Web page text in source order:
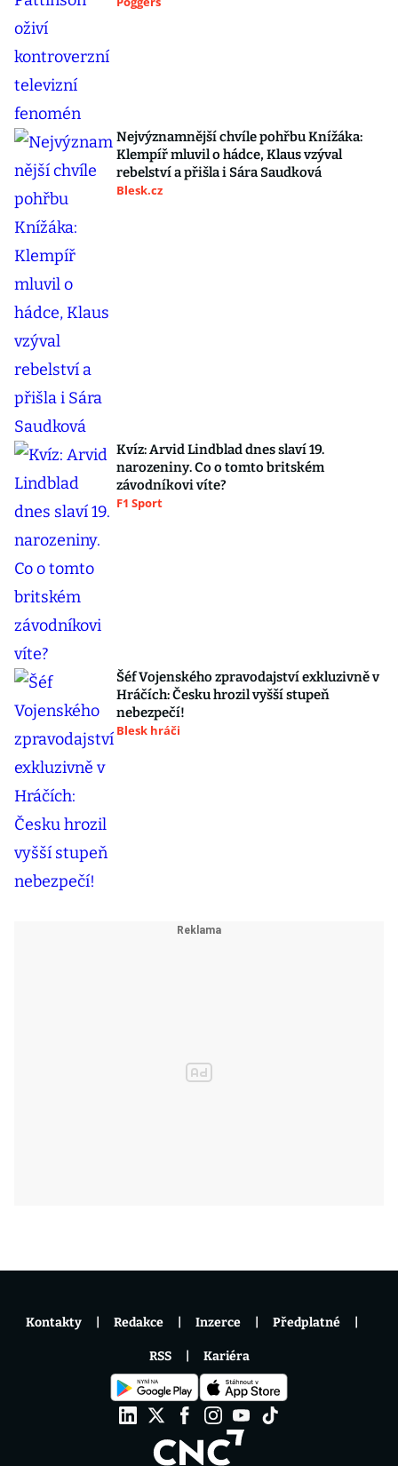
Nejvýznamnější chvíle pohřbu Knížáka:
Klempíř mluvil o hádce, Klaus vzýval
rebelství a přišla i Sára Saudková
Blesk.cz
Kvíz: Arvid Lindblad dnes slaví 19.
narozeniny. Co o tomto britském
závodníkovi víte?
F1 Sport
Šéf Vojenského zpravodajství exkluzivně v
Hráčích: Česku hrozil vyšší stupeň
nebezpečí!
Blesk hráči
Kontakty Redakce Inzerce Předplatné
RSS Kariéra